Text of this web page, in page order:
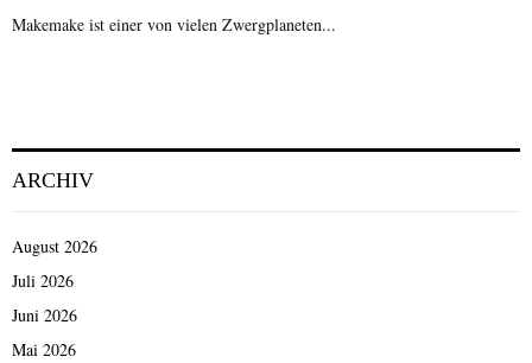
Makemake ist einer von vielen Zwergplaneten...
ARCHIV
August 2026
Juli 2026
Juni 2026
Mai 2026